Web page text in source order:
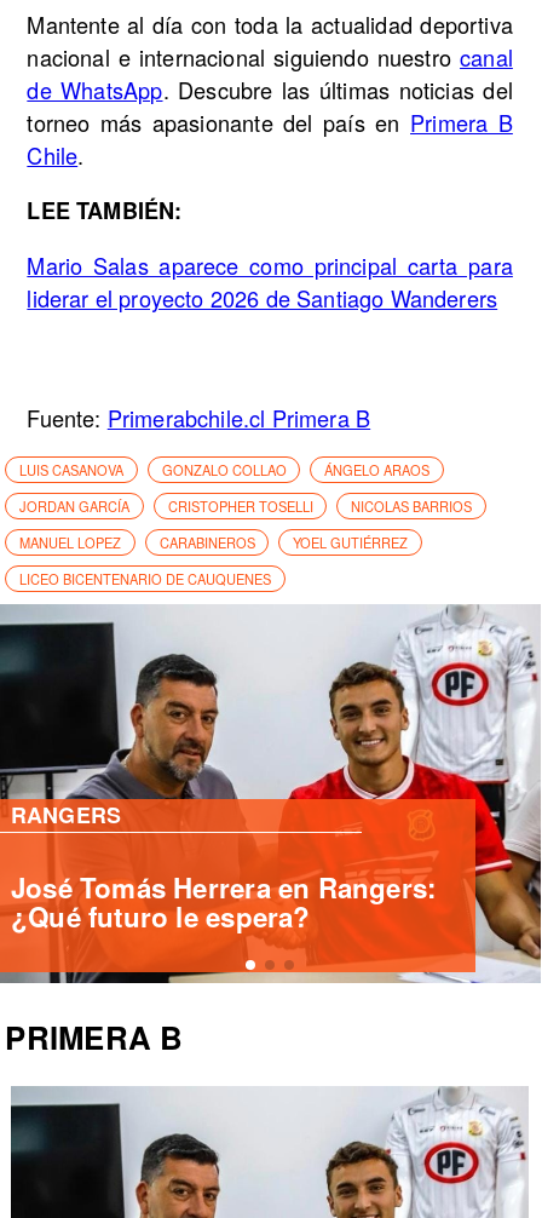
Mantente al día con toda la actualidad deportiva
nacional e internacional siguiendo nuestrocanal
de WhatsApp. Descubre las últimas noticias del
torneo más apasionante del país en Primera B
Chile.
LEE TAMBIÉN:
Mario Salas aparece como principal carta para
liderar el proyecto 2026 de Santiago Wanderers
Fuente: Primerabchile.cl Primera B
LUIS CASANOVA GONZALO COLLAO
ÁNGELO ARAOS
JORDAN GARCÍA
CRISTOPHER TOSELLI
NICOLAS BARRIOS
MANUEL LOPEZ
CARABINEROS
YOEL GUTIÉRREZ
LICEO BICENTENARIO DE CAUQUENES
PRIMERA B
Deportes Santa Cruz ficha
delantero internacional Yashir
Islame Pinto
PRIMERA B